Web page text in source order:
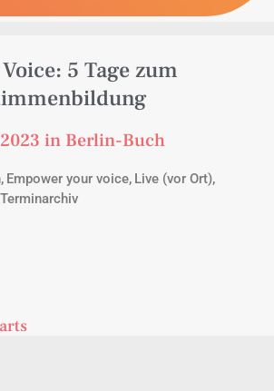
5 Tage zum
in Berlin-Buch
, Empower your voice, Live (vor Ort),
Terminarchiv